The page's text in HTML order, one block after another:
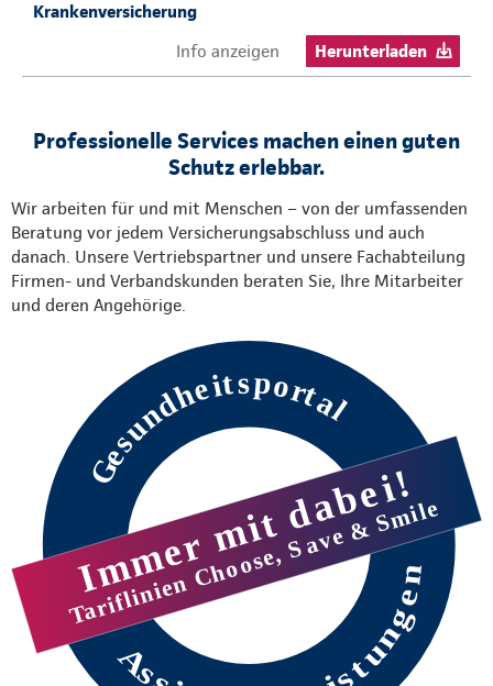
Krankenversicherung
Info anzeigen
Herunterladen
Professionelle Services machen einen guten
Schutz erlebbar.
Wir arbeiten für und mit Menschen – von der umfassenden
Beratung vor jedem Versicherungsabschluss und auch
danach. Unsere Vertriebspartner und unsere Fachabteilung
Firmen- und Verbandskunden beraten Sie, Ihre Mitarbeiter
und deren Angehörige.